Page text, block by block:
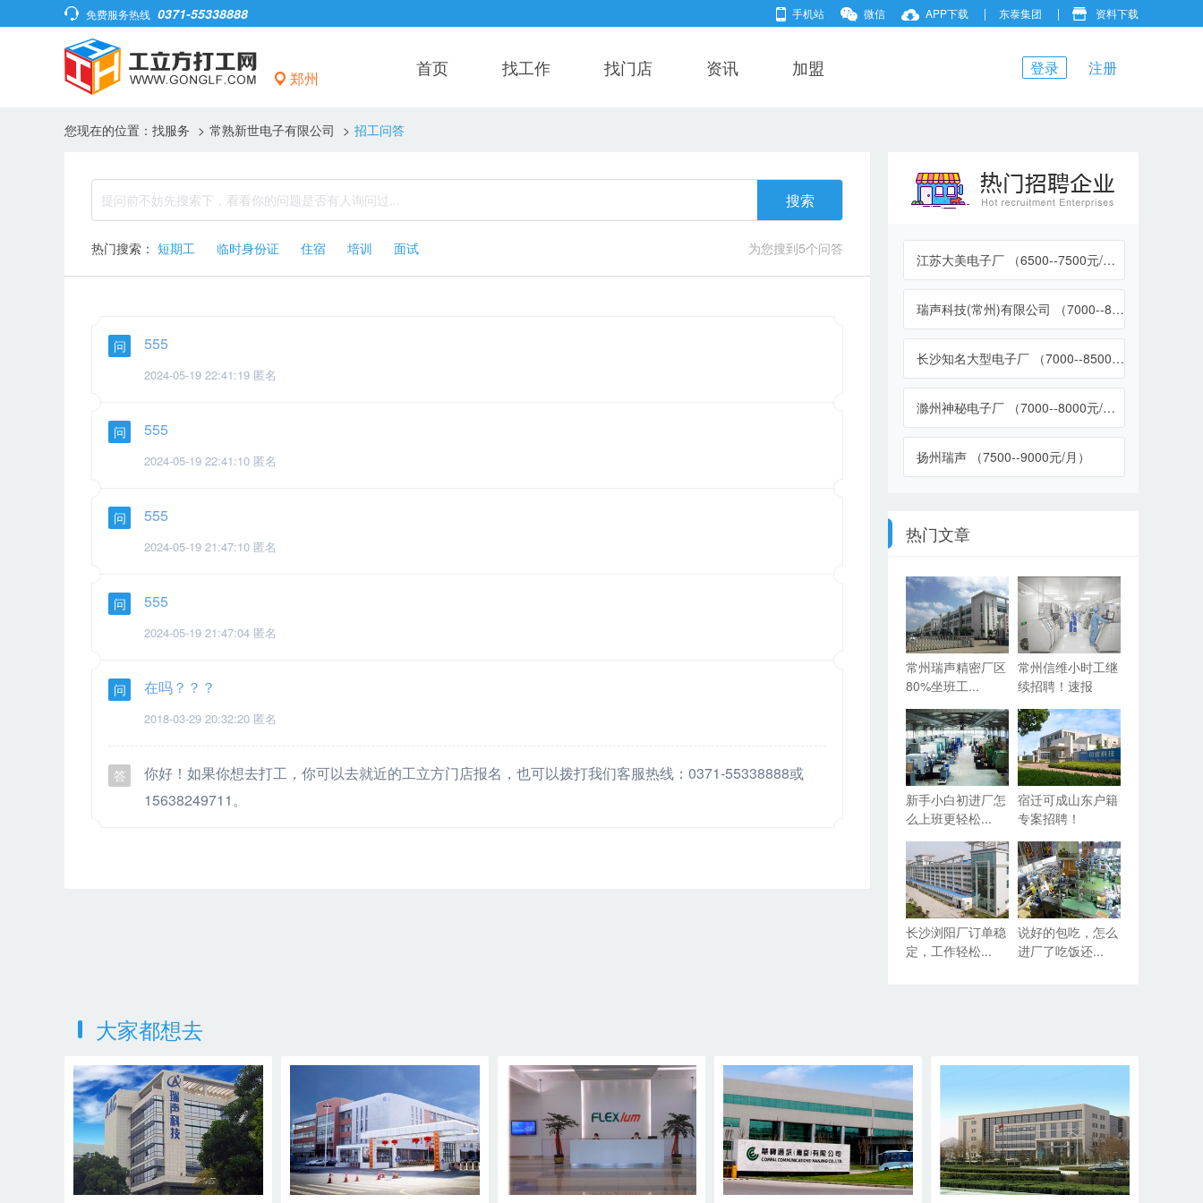
免费服务热线 0371-55338888 手机站 微信 APP下载 东泰集团 资料下载
郑州 首页 找工作 找门店 资讯 加盟 登录 注册
您现在的位置： 找服务 > 常熟新世电子有限公司 > 招工问答
搜索
热门搜索： 短期工 临时身份证 住宿 培训 面试 为您搜到5个问答
问 555
2024-05-19 22:41:19 匿名
问 555
2024-05-19 22:41:10 匿名
问 555
2024-05-19 21:47:10 匿名
问 555
2024-05-19 21:47:04 匿名
问 在吗？？？
2018-03-29 20:32:20 匿名
答
你好！如果你想去打工，你可以去就近的工立方门店报名，也可以拨打我们客服热线：0371-55338888或
15638249711。
江苏大美电子厂 （6500--7500元/月）
瑞声科技(常州)有限公司 （7000--8000元/月）
长沙知名大型电子厂 （7000--8500元/月）
滁州神秘电子厂 （7000--8000元/月）
扬州瑞声 （7500--9000元/月）
热门文章
常州瑞声精密厂区
80%坐班工...
常州信维小时工继
续招聘！速报
新手小白初进厂怎
么上班更轻松...
宿迁可成山东户籍
专案招聘！
长沙浏阳厂订单稳
定，工作轻松...
说好的包吃，怎么
进厂了吃饭还...
大家都想去